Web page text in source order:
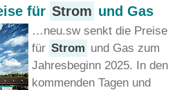
für Strom und Gas
…neu.sw senkt die Preise
für Strom und Gas zum
Jahresbeginn 2025. In den
kommenden Tagen und